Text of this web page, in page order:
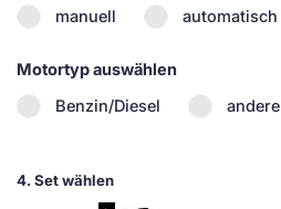
manuell
automatisch
Motortyp auswählen
Benzin/Diesel
andere
4. Set wählen